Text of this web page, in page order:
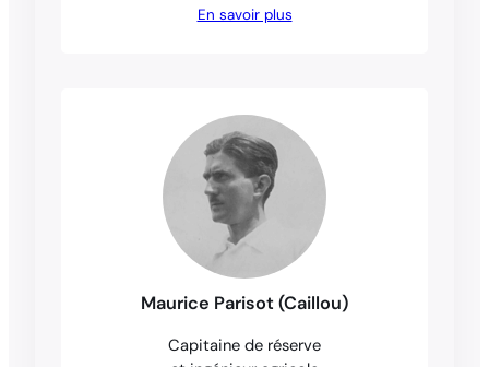
En savoir plus
Maurice Parisot (Caillou)
Capitaine de réserve